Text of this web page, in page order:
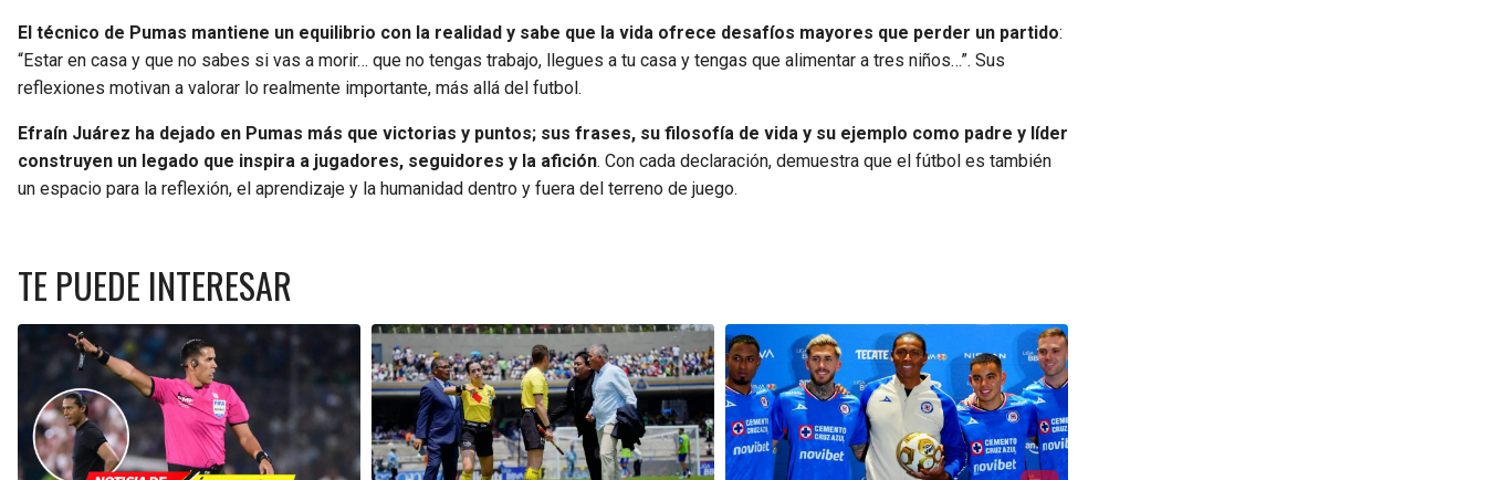
El técnico de Pumas mantiene un equilibrio con la realidad y sabe que la vida ofrece desafíos mayores que perder un partido:
“Estar en casa y que no sabes si vas a morir… que no tengas trabajo, llegues a tu casa y tengas que alimentar a tres niños…”. Sus
reflexiones motivan a valorar lo realmente importante, más allá del futbol.
Efraín Juárez ha dejado en Pumas más que victorias y puntos; sus frases, su filosofía de vida y su ejemplo como padre y líder
construyen un legado que inspira a jugadores, seguidores y la afición. Con cada declaración, demuestra que el fútbol es también
un espacio para la reflexión, el aprendizaje y la humanidad dentro y fuera del terreno de juego.
TE PUEDE INTERESAR